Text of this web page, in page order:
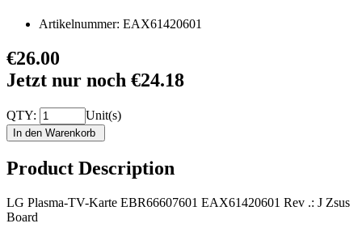
Artikelnummer: EAX61420601
€26.00
Jetzt nur noch €24.18
QTY: Unit(s)
Product Description
LG Plasma-TV-Karte EBR66607601 EAX61420601 Rev .: J Zsus
Board